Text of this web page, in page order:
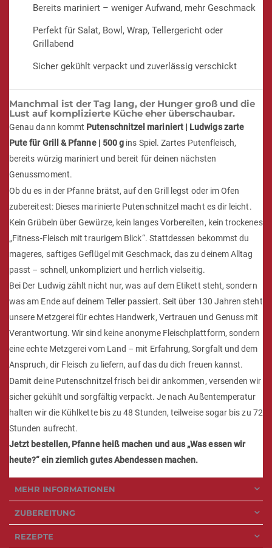
Bereits mariniert – weniger Aufwand, mehr Geschmack
Perfekt für Salat, Bowl, Wrap, Tellergericht oder
Grillabend
Sicher gekühlt verpackt und zuverlässig verschickt
Manchmal ist der Tag lang, der Hunger groß und die
Lust auf komplizierte Küche eher überschaubar.
Genau dann kommt Putenschnitzel mariniert | Ludwigs zarte
Pute für Grill & Pfanne | 500 g ins Spiel. Zartes Putenfleisch,
bereits würzig mariniert und bereit für deinen nächsten
Genussmoment.
Ob du es in der Pfanne brätst, auf den Grill legst oder im Ofen
zubereitest: Dieses marinierte Putenschnitzel macht es dir leicht.
Kein Grübeln über Gewürze, kein langes Vorbereiten, kein trockenes
„Fitness-Fleisch mit traurigem Blick“. Stattdessen bekommst du
mageres, saftiges Geflügel mit Geschmack, das zu deinem Alltag
passt – schnell, unkompliziert und herrlich vielseitig.
Bei Der Ludwig zählt nicht nur, was auf dem Etikett steht, sondern
was am Ende auf deinem Teller passiert. Seit über 130 Jahren steht
unsere Metzgerei für echtes Handwerk, Vertrauen und Genuss mit
Verantwortung. Wir sind keine anonyme Fleischplattform, sondern
eine echte Metzgerei vom Land – mit Erfahrung, Sorgfalt und dem
Anspruch, dir Fleisch zu liefern, auf das du dich freuen kannst.
Damit deine Putenschnitzel frisch bei dir ankommen, versenden wir
sicher gekühlt und sorgfältig verpackt. Je nach Außentemperatur
halten wir die Kühlkette bis zu 48 Stunden, teilweise sogar bis zu 72
Stunden aufrecht.
Jetzt bestellen, Pfanne heiß machen und aus „Was essen wir
heute?“ ein ziemlich gutes Abendessen machen.
MEHR INFORMATIONEN
ZUBEREITUNG
REZEPTE